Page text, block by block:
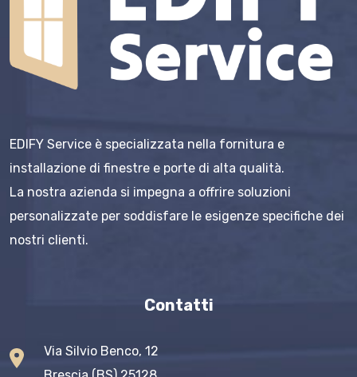
EDIFY Service è specializzata nella fornitura e
installazione di finestre e porte di alta qualità.
La nostra azienda si impegna a offrire soluzioni
personalizzate per soddisfare le esigenze specifiche dei
nostri clienti.
Contatti
Via Silvio Benco, 12